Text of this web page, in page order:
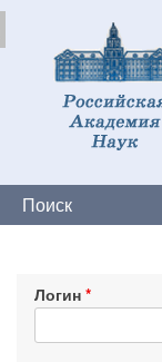
Поиск
Логин